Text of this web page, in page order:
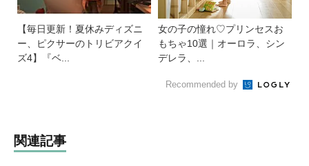
【毎日更新！夏休みディズニ
ー、ピクサーのトリビアクイ
ズ4】『ベ...
女の子の憧れ♡プリンセスお
もちゃ10選｜オーロラ、シン
デレラ、...
Recommended by
関連記事